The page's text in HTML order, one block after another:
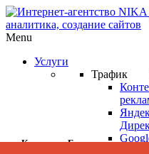
Menu
Услуги
Трафик
Категории Блога